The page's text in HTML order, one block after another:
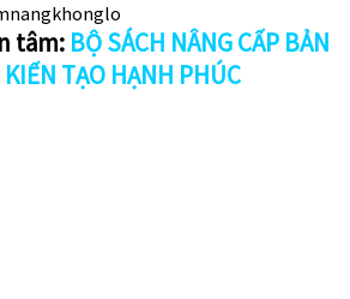
tâm: BỘ SÁCH NÂNG CẤP BẢN
TẠO HẠNH PHÚC